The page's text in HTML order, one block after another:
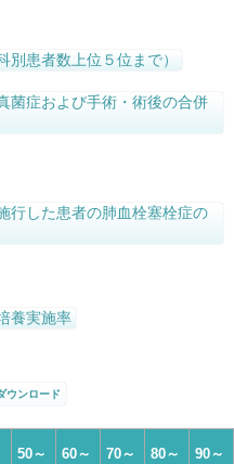
患者数上位５位まで）
菌症および手術・術後の合併
行した患者の肺血栓塞栓症の
養実施率
ウンロード
50～ 60～ 70～ 80～ 90～